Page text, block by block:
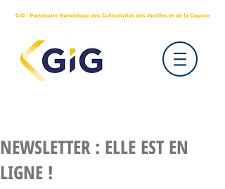
NEWSLETTER : ELLE EST EN
LIGNE !